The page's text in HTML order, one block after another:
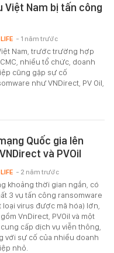
Việt Nam bị tấn công
Nam, trước trường hợp
nhiều tổ chức, doanh
cũng gặp sự cố
như VNDirect, PV Oil,
- 1 năm trước
Quốc gia lên
và PVOil
khoảng thời gian ngắn, có
3 vụ tấn công ransomware
loại virus được mã hóa) lớn,
VnDirect, PVOil và một
cấp dịch vụ viễn thông,
với sự cố của nhiều doanh
nhỏ.
- 2 năm trước